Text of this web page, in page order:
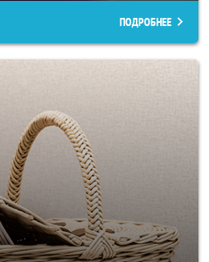
ПОДРОБНЕЕ